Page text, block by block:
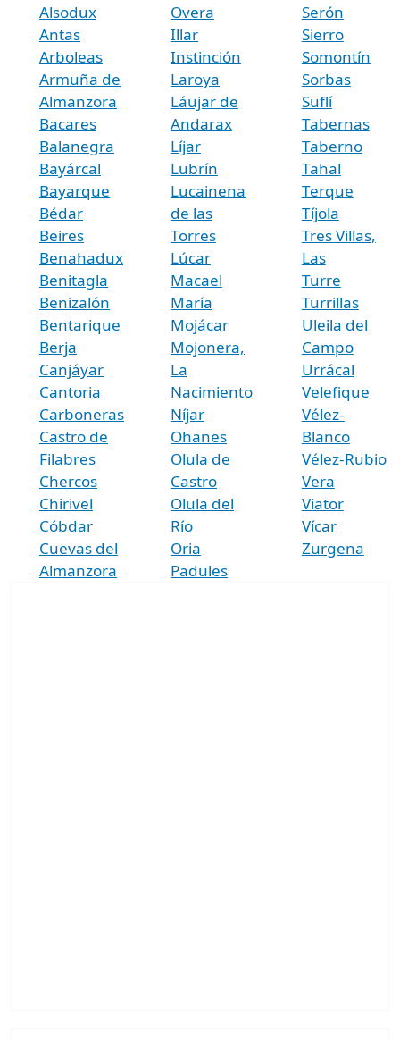
Alsodux
Antas
Arboleas
Armuña de
Almanzora
Bacares
Balanegra
Bayárcal
Bayarque
Bédar
Beires
Benahadux
Benitagla
Benizalón
Bentarique
Berja
Canjáyar
Cantoria
Carboneras
Castro de
Filabres
Chercos
Chirivel
Cóbdar
Cuevas del
Almanzora
Overa
Illar
Instinción
Laroya
Láujar de
Andarax
Líjar
Lubrín
Lucainena
de las
Torres
Lúcar
Macael
María
Mojácar
Mojonera,
La
Nacimiento
Níjar
Ohanes
Olula de
Castro
Olula del
Río
Oria
Padules
Serón
Sierro
Somontín
Sorbas
Suflí
Tabernas
Taberno
Tahal
Terque
Tíjola
Tres Villas,
Las
Turre
Turrillas
Uleila del
Campo
Urrácal
Velefique
Vélez-
Blanco
Vélez-Rubio
Vera
Viator
Vícar
Zurgena